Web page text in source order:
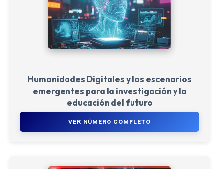
Humanidades Digitales y los escenarios
emergentes para la investigación y la
educación del futuro
VER NÚMERO COMPLETO